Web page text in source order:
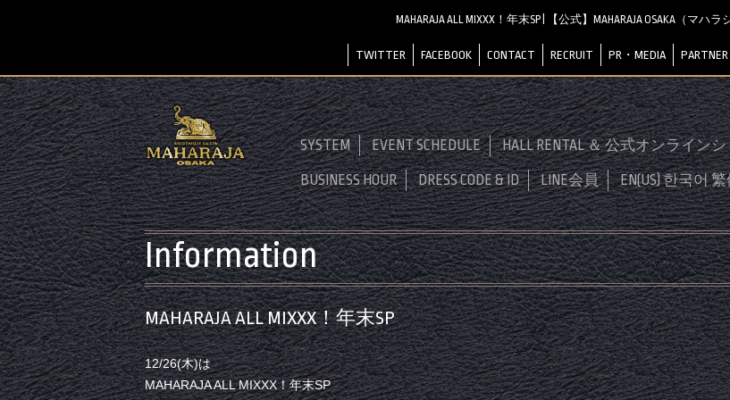
MAHARAJA ALL MIXXX！年末SP | 【公式】MAHARAJA OSAKA（マハ
TWITTER FACEBOOK CONTACT RECRUIT PR・MEDIA
SYSTEM EVENT SCHEDULE HALL RENTAL ＆ 公式オンライン
BUSINESS HOUR DRESS CODE & ID LINE会員 EN(US) 한국어
Information
MAHARAJA ALL MIXXX！年末SP
12/26(木)は
MAHARAJA ALL MIXXX！年末SP